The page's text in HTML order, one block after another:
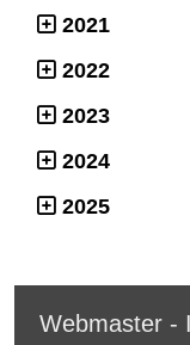
2021
2022
2023
2024
2025
Webmaster -